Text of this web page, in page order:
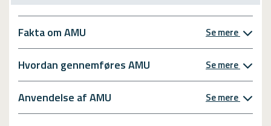
Fakta om AMU Se mere
Hvordan gennemføres AMU Se mere
Anvendelse af AMU Se mere